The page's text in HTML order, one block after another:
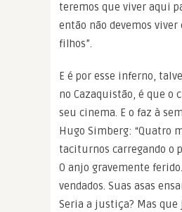
teremos que viver aqui
então não devemos viver
filhos”.
E é por esse inferno,
no Cazaquistão, é que o
seu cinema. E o faz à
Hugo Simberg: “Quatro
taciturnos carregando o
O anjo gravemente
vendados. Suas asas
Seria a justiça? Mas que